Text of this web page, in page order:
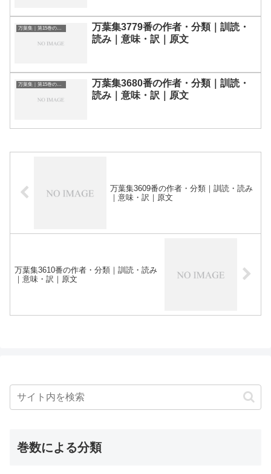
万葉集｜第15巻の和歌一覧
万葉集3779番の作者・分類｜訓読・
読み｜意味・訳｜原文
万葉集｜第15巻の和歌一覧
万葉集3680番の作者・分類｜訓読・
読み｜意味・訳｜原文
万葉集3609番の作者・分類｜訓読・読み
｜意味・訳｜原文
万葉集3610番の作者・分類｜訓読・読み
｜意味・訳｜原文
巻数による分類